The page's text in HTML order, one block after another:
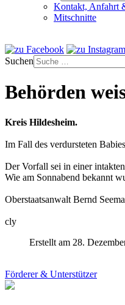
Kontakt, Anfahrt
Mitschnitte
Suchen
Behörden
Kreis Hildesheim.
Im Fall des verdursteten
Der Vorfall sei in einer
Wie am Sonnabend bekannt
Oberstaatsanwalt Bernd
cly
Erstellt am 28.
Förderer & Unterstützer